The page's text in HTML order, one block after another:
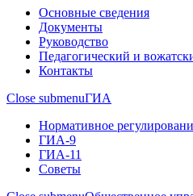
Основные сведения
Документы
Руководство
Педагогический и
Контакты
Close submenuГИА
Нормативное
ГИА-9
ГИА-11
Советы